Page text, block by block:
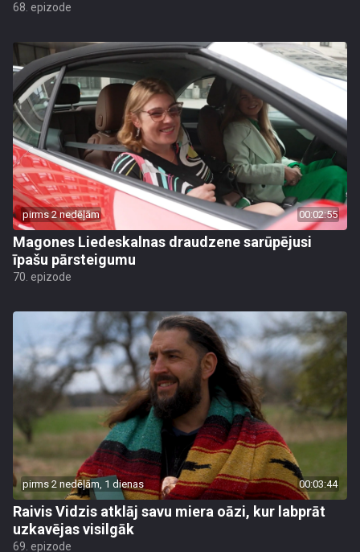
68. epizode
pirms 2 nedēļām 00:02:55
Magones Liedeskalnas draudzene sarūpējusi
īpašu pārsteigumu
70. epizode
pirms 2 nedēļām, 1 dienas 00:03:44
Raivis Vidzis atklāj savu miera oāzi, kur labprāt
uzkavējas visilgāk
69. epizode